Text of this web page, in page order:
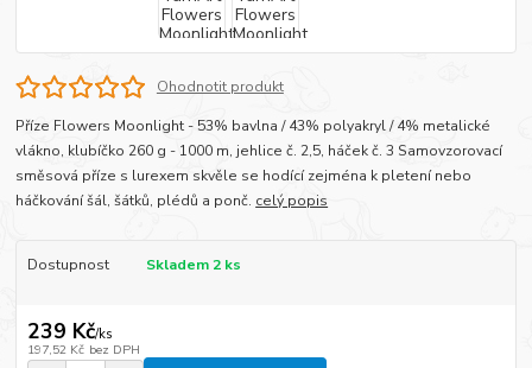
Ohodnotit produkt
Příze Flowers Moonlight - 53% bavlna / 43% polyakryl / 4% metalické
vlákno, klubíčko 260 g - 1000 m, jehlice č. 2,5, háček č. 3 Samovzorovací
směsová příze s lurexem skvěle se hodící zejména k pletení nebo
háčkování šál, šátků, plédů a ponč. celý popis
Dostupnost Skladem 2 ks
239 Kč/ks
197,52 Kč bez DPH